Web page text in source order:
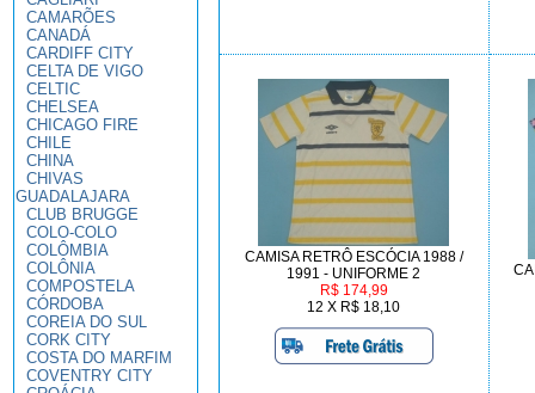
CAMARÕES
CANADÁ
CARDIFF CITY
CELTA DE VIGO
CELTIC
CHELSEA
CHICAGO FIRE
CHILE
CHINA
CHIVAS
GUADALAJARA
CLUB BRUGGE
COLO-COLO
COLÔMBIA
COLÔNIA
COMPOSTELA
CÓRDOBA
COREIA DO SUL
CORK CITY
COSTA DO MARFIM
COVENTRY CITY
CAMISA RETRÔ ESCÓCIA 1988 /
1991 - UNIFORME 2
R$ 174,99
12 X R$ 18,10